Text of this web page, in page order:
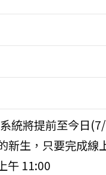
統將提前至今日
新生，只要完成線
午 11:00